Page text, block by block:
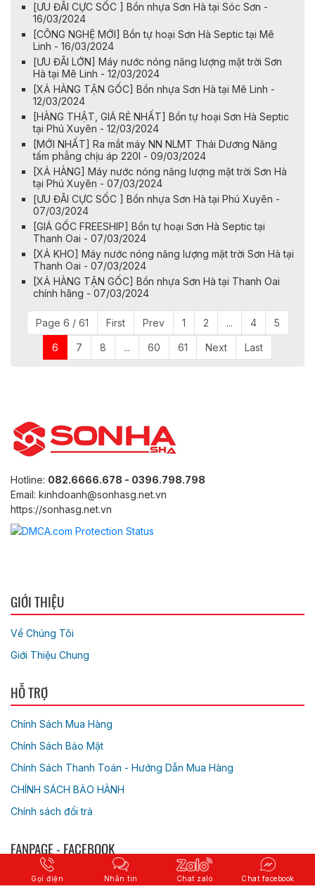
[ƯU ĐÃI CỰC SỐC ] Bồn nhựa Sơn Hà tại Sóc Sơn -
16/03/2024
[CÔNG NGHỆ MỚI] Bồn tự hoại Sơn Hà Septic tại Mê
Linh - 16/03/2024
[ƯU ĐÃI LỚN] Máy nước nóng năng lượng mặt trời Sơn
Hà tại Mê Linh - 12/03/2024
[XẢ HÀNG TẬN GỐC] Bồn nhựa Sơn Hà tại Mê Linh -
12/03/2024
[HÀNG THẬT, GIÁ RẺ NHẤT] Bồn tự hoại Sơn Hà Septic
tại Phú Xuyên - 12/03/2024
[MỚI NHẤT] Ra mắt máy NN NLMT Thái Dương Năng
tấm phẳng chịu áp 220l - 09/03/2024
[XẢ HÀNG] Máy nước nóng năng lượng mặt trời Sơn Hà
tại Phú Xuyên - 07/03/2024
[ƯU ĐÃI CỰC SỐC ] Bồn nhựa Sơn Hà tại Phú Xuyên -
07/03/2024
[GIÁ GỐC FREESHIP] Bồn tự hoại Sơn Hà Septic tại
Thanh Oai - 07/03/2024
[XẢ KHO] Máy nước nóng năng lượng mặt trời Sơn Hà tại
Thanh Oai - 07/03/2024
[XẢ HÀNG TẬN GỐC] Bồn nhựa Sơn Hà tại Thanh Oai
chính hãng - 07/03/2024
Page 6 / 61 First Prev 1 2 ... 4 5
6 7 8 ... 60 61 Next Last
Hotline: 082.6666.678 - 0396.798.798
Email: kinhdoanh@sonhasg.net.vn
https://sonhasg.net.vn
GIỚI THIỆU
Về Chúng Tôi
Giới Thiệu Chung
HỖ TRỢ
Chính Sách Mua Hàng
Chính Sách Bảo Mật
Chính Sách Thanh Toán - Hướng Dẫn Mua Hàng
CHÍNH SÁCH BẢO HÀNH
Chính sách đổi trả
FANPAGE - FACEBOOK
Gọi điện Nhắn tin Chat zalo Chat facebook